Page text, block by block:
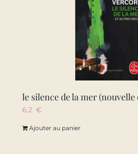
le silence de la mer
6.2 €
Ajouter au panier